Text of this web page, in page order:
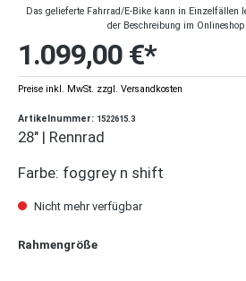
Das gelieferte Fahrrad/E-Bike kann in Einzelfällen
der Beschreibung im
1.099,00 €*
Preise inkl. MwSt. zzgl. Versandkosten
Artikelnummer: 1522615.3
28" | Rennrad
Farbe: foggrey n shift
Nicht mehr verfügbar
Rahmengröße